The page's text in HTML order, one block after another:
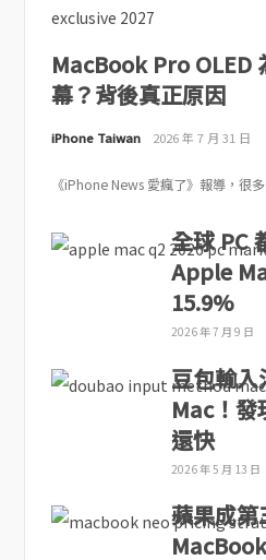
MacBook Pro OLED
幕？背後真正原因
iPhone Taiwan 2026 年 7 月 31 日
《iPhone News 愛瘋了》報導，很
全球 PC
Apple
15.9%
2026 年 7 月 9 日
豆包輸
Mac！發
還快
2026 年 5 月 13 日
蘋果成第